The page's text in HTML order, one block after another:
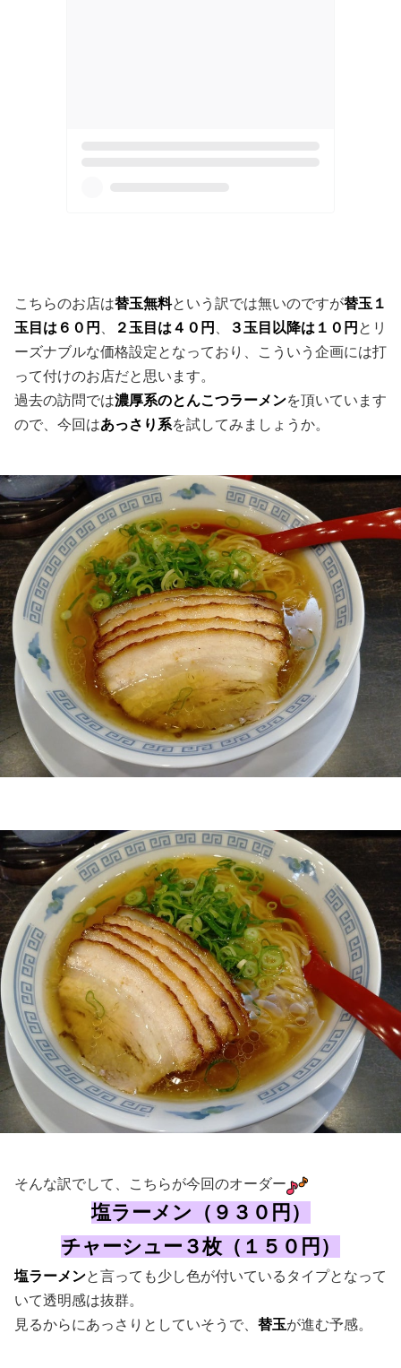
こちらのお店は替玉無料という訳では無いのですが替玉１
玉目は６０円
２玉目は４０円 ３玉目以降は１０円 とリ
ーズナブルな価格設定となっており、こういう企画には打
って付けのお店だと思います。
過去の訪問では濃厚系のとんこつラーメンを頂いています
ので、今回はあっさり系を試してみましょうか。
そんな訳でして、こちらが今回のオーダー
塩ラーメン（９３０円）
チャーシュー３枚（１５０円）
塩ラーメンと言っても少し色が付いているタイプとなって
いて透明感は抜群。
見るからにあっさりとしていそうで、 替玉が進む予感。